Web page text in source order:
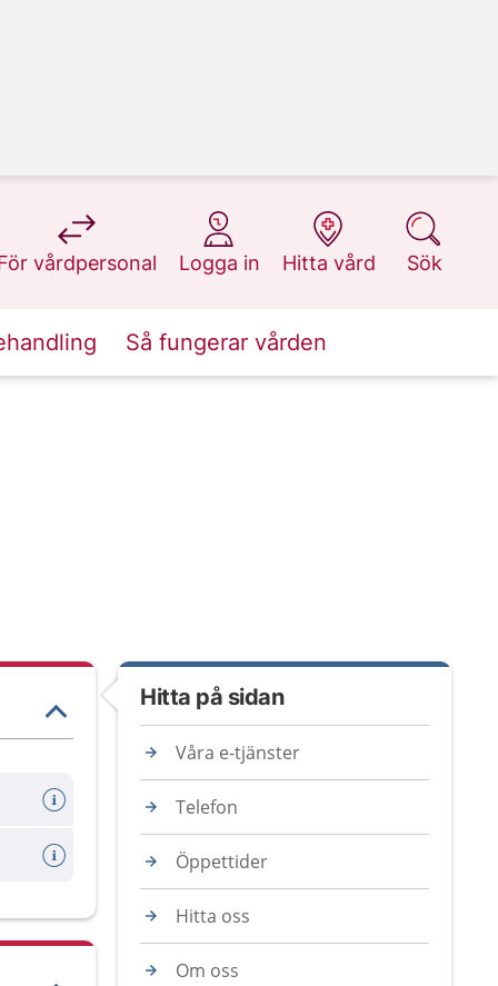
vårdpersonal
på 1177.se
Logga in
på 1177.se
Hitta vård
på 1177.se
Sök
på 1177.se
Så fungerar vården
Hitta på sidan
Våra e-tjänster
Telefon
Öppettider
Hitta oss
Om oss